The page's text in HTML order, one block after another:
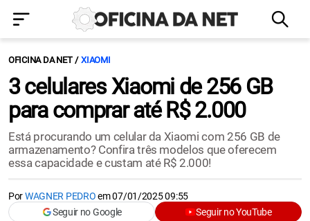
OFICINA DA NET XIAOMI
3 celulares Xiaomi de 256 GB
para comprar até R$ 2.000
Está procurando um celular da Xiaomi com 256 GB de
armazenamento? Confira três modelos que oferecem
essa capacidade e custam até R$ 2.000!
PorWAGNER PEDROem07/01/2025 09:55
Seguir no Google
Seguir no YouTube